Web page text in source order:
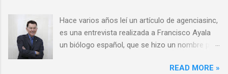
e
n
t
Hace varios años leí un artículo de agenciasinc,
es una entrevista realizada a Francisco Ayala
un biólogo español, que se hizo un nombre por
y en consecuencia un ferviente defensor de las
READ MORE »